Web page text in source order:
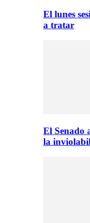
El lunes
a tratar
El Senado
la